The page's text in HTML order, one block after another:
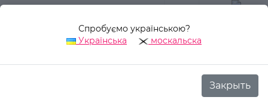
Спробуємо українською?
Українська
москальска
Закрыть